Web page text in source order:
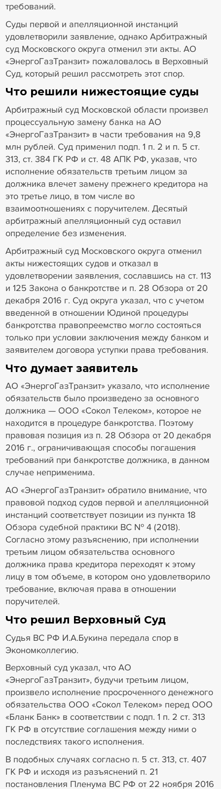
требований.
Суды первой и апелляционной инстанций
удовлетворили заявление, однако Арбитражный
суд Московского округа отменил эти акты. АО
«ЭнергоГазТранзит» пожаловалось в Верховный
Суд, который решил рассмотреть этот спор.
Что решили нижестоящие суды
Арбитражный суд Московской области произвел
процессуальную замену банка на АО
«ЭнергоГазТранзит» в части требования на 9,8
млн рублей. Суд применил подп. 1 п. 2 и п. 5 ст.
313, ст. 384 ГК РФ и ст. 48 АПК РФ, указав, что
исполнение обязательств третьим лицом за
должника влечет замену прежнего кредитора на
это третье лицо, в том числе во
взаимоотношениях с поручителем. Десятый
арбитражный апелляционный суд оставил
определение без изменения.
Арбитражный суд Московского округа отменил
акты нижестоящих судов и отказал в
удовлетворении заявления, сославшись на ст. 113
и 125 Закона о банкротстве и п. 28 Обзора от 20
декабря 2016 г. Суд округа указал, что с учетом
введенной в отношении Юдиной процедуры
банкротства правопреемство могло состояться
только при условии заключения между банком и
заявителем договора уступки права требования.
Что думает заявитель
АО «ЭнергоГазТранзит» указало, что исполнение
обязательств было произведено за основного
должника — ООО «Сокол Телеком», которое не
находится в процедуре банкротства. Поэтому
правовая позиция из п. 28 Обзора от 20 декабря
2016 г., ограничивающая способы погашения
требований при банкротстве должника, в данном
случае неприменима.
АО «ЭнергоГазТранзит» обратило внимание, что
правовой подход судов первой и апелляционной
инстанций соответствует позиции из пункта 18
Обзора судебной практики ВС № 4 (2018).
Согласно этому разъяснению, при исполнении
третьим лицом обязательства основного
должника права кредитора переходят к этому
лицу в том объеме, в котором оно удовлетворило
требование, включая права в отношении
поручителей.
Что решил Верховный Суд
Судья ВС РФ И.А.Букина передала спор в
Экономколлегию.
Верховный суд указал, что АО
«ЭнергоГазТранзит», будучи третьим лицом,
произвело исполнение просроченного денежного
обязательства ООО «Сокол Телеком» перед ООО
«Бланк Банк» в соответствии с подп. 1 п. 2 ст. 313
ГК РФ в отсутствие соглашения между ними о
последствиях такого исполнения.
В подобных случаях согласно п. 5 ст. 313, ст. 407
ГК РФ и исходя из разъяснений п. 21
постановления Пленума ВС РФ от 22 ноября 2016